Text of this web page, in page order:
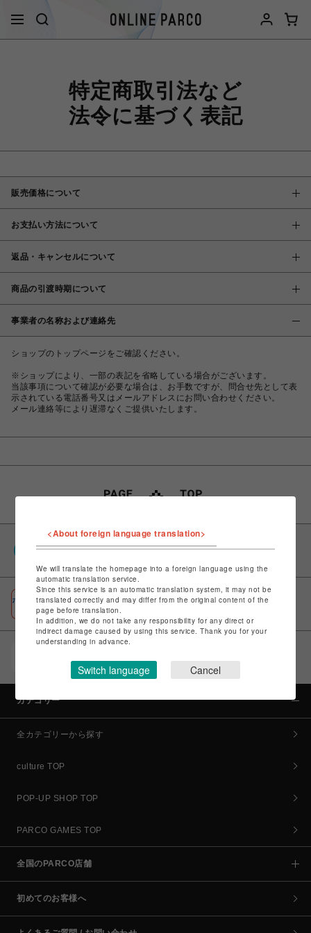
特定商取引法など
法令に基づく表記
販売価格について
お支払い方法について
返品・キャンセルについて
商品の引渡時期について
事業者の名称および連絡先
ショップのトップページをご確認ください。
※ショップにより、一部の表記を省略している場合がございます。
当該事項について確認が必要な場合は、お手数ですが、問合せ先として表
示されている電話番号又はメールアドレスにお問い合わせください。
メール連絡等により遅滞なくご提供いたします。
PARCOポイント
ポケパル払い
初回登録＆お買物で最大1,500円分のPARCOポイント進呈
コイン＆クーポンでPARCOでのお買い物がオトクに
カテゴリー
全カテゴリーから探す
culture TOP
POP-UP SHOP TOP
PARCO GAMES TOP
全国のPARCO店舗
初めてのお客様へ
<About foreign language translation>
We will translate the homepage into a foreign language using the
automatic translation service.
Since this service is an automatic translation system, it may not be
translated correctly and may differ from the original content of the
page before translation.
In addition, we do not take any responsibility for any direct or
indirect damage caused by using this service. Thank you for your
understanding in advance.
Switch language Cancel